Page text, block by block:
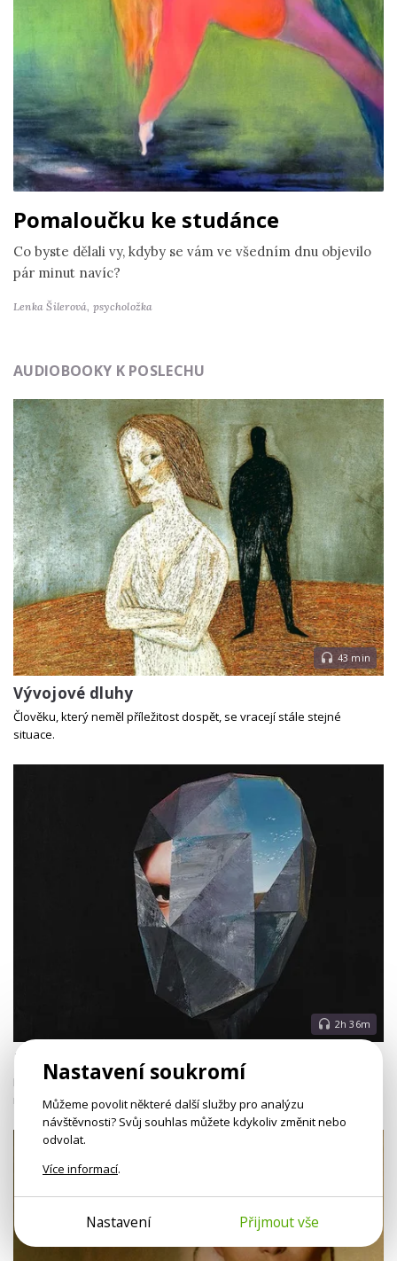
Pomaloučku ke studánce
Co byste dělali vy, kdyby se vám ve všedním dnu objevilo
pár minut navíc?
Lenka Šilerová, psycholožka
AUDIOBOOKY K POSLECHU
43 min
Vývojové dluhy
Člověku, který neměl příležitost dospět, se vracejí stále stejné
situace.
2h 36m
Kontrola mysli
Naučte se ovládat svou mysl – zdravým způsobem a ve správné
míře.
Nastavení soukromí
Můžeme povolit některé další služby pro analýzu
návštěvnosti? Svůj souhlas můžete kdykoliv změnit nebo
odvolat.
Více informací.
Nastavení Přijmout vše